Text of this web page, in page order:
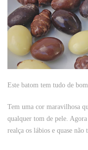
Este batom tem tudo de
Tem uma cor maravilhosa
qualquer tom de pele.
realça os lábios e quase